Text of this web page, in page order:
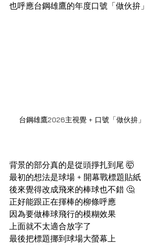
也呼應台鋼雄鷹的年度口號「做伙拚」
台鋼雄鷹2026主視覺 + 口號「做伙拚」
背景的部分真的是從頭掙扎到尾 🤯
最初的想法是球場 + 開幕戰標題貼紙
後來覺得改成飛來的棒球也不錯 🤔
正好能跟正在揮棒的柳條呼應
因為要做棒球飛行的模糊效果
上面就不太適合放字了
最後把標題挪到球場大螢幕上